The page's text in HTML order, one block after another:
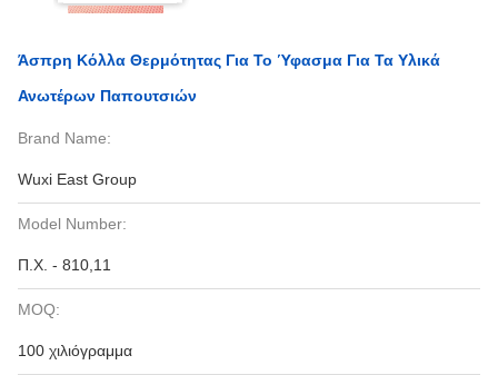
Άσπρη Κόλλα Θερμότητας Για Το Ύφασμα Για Τα Υλικά
Ανωτέρων Παπουτσιών
Brand Name:
Wuxi East Group
Model Number:
Π.Χ. - 810,11
MOQ:
100 χιλιόγραμμα